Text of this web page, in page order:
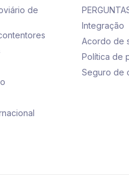
de
Integração
Acordo de
Política de
Seguro de